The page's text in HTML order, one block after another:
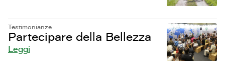
Testimonianze
Partecipare della Bellezza
Leggi